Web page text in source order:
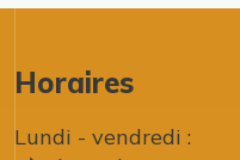
Horaires
Lundi - vendredi :